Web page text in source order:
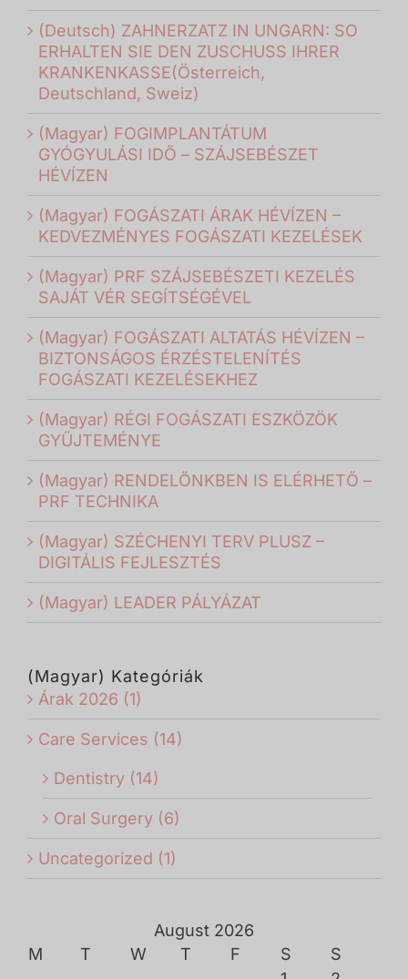
(Deutsch) ZAHNERZATZ IN UNGARN: SO
ERHALTEN SIE DEN ZUSCHUSS IHRER
KRANKENKASSE(Österreich,
Deutschland, Sweiz)
(Magyar) FOGIMPLANTÁTUM
GYÓGYULÁSI IDŐ – SZÁJSEBÉSZET
HÉVÍZEN
(Magyar) FOGÁSZATI ÁRAK HÉVÍZEN –
KEDVEZMÉNYES FOGÁSZATI KEZELÉSEK
(Magyar) PRF SZÁJSEBÉSZETI KEZELÉS
SAJÁT VÉR SEGÍTSÉGÉVEL
(Magyar) FOGÁSZATI ALTATÁS HÉVÍZEN –
BIZTONSÁGOS ÉRZÉSTELENÍTÉS
FOGÁSZATI KEZELÉSEKHEZ
(Magyar) RÉGI FOGÁSZATI ESZKÖZÖK
GYŰJTEMÉNYE
(Magyar) RENDELŐNKBEN IS ELÉRHETŐ –
PRF TECHNIKA
(Magyar) SZÉCHENYI TERV PLUSZ –
DIGITÁLIS FEJLESZTÉS
(Magyar) LEADER PÁLYÁZAT
(Magyar) Kategóriák
Árak 2026 (1)
Care Services (14)
Dentistry (14)
Oral Surgery (6)
Uncategorized (1)
August 2026
M
T W T F S
S